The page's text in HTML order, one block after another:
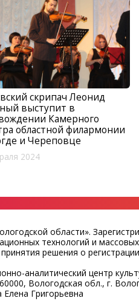
скрипач Леонид
выступит в
Камерного
областной филармонии
и Череповце
2024
области».
технологий и
решения о
аналитический центр
Вологодская обл., г.
Григорьевна